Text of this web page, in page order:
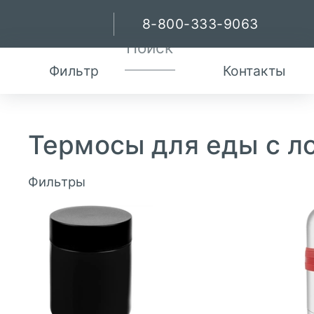
8-800-333-9063
Фильтр Контакты
Термосы для еды с
Фильтры